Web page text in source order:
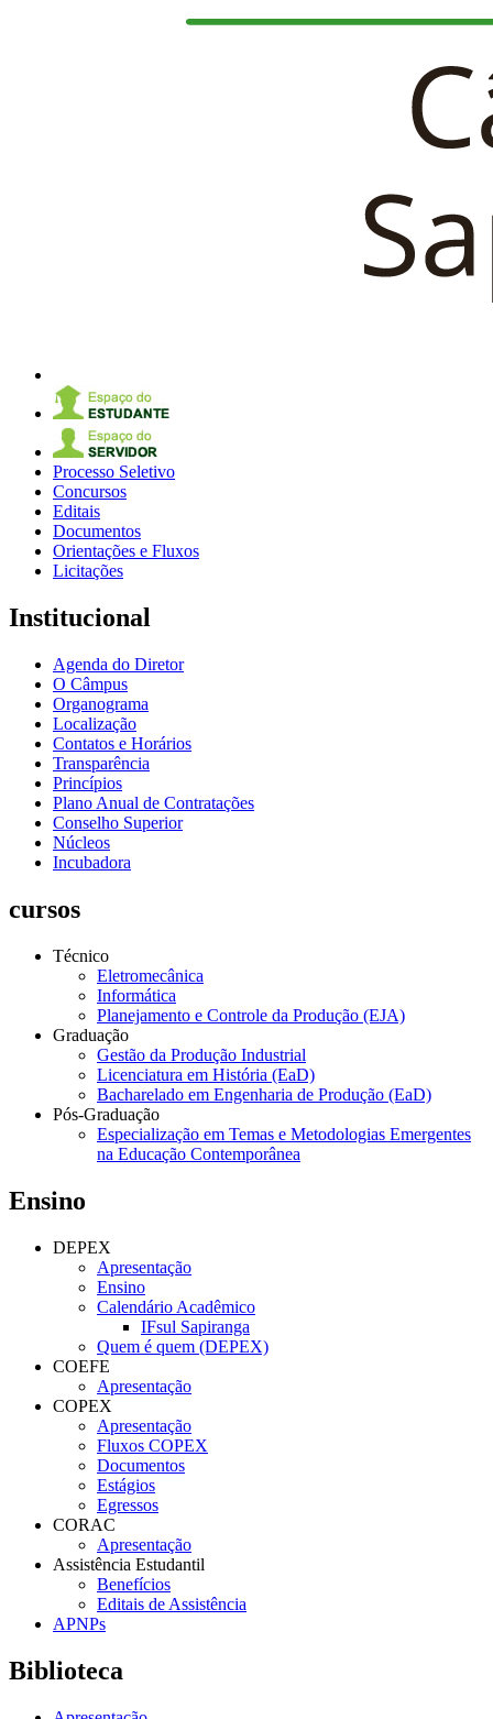
Processo Seletivo
Concursos
Editais
Documentos
Orientações e Fluxos
Licitações
Institucional
Agenda do Diretor
O Câmpus
Organograma
Localização
Contatos e Horários
Transparência
Princípios
Plano Anual de Contratações
Conselho Superior
Núcleos
Incubadora
cursos
Técnico
Eletromecânica
Informática
Planejamento e Controle da Produção (EJA)
Graduação
Gestão da Produção Industrial
Licenciatura em História (EaD)
Bacharelado em Engenharia de Produção (EaD)
Pós-Graduação
Especialização em Temas e Metodologias Emergentes
na Educação Contemporânea
Ensino
DEPEX
Apresentação
Ensino
Calendário Acadêmico
IFsul Sapiranga
Quem é quem (DEPEX)
COEFE
Apresentação
COPEX
Apresentação
Fluxos COPEX
Documentos
Estágios
Egressos
CORAC
Apresentação
Assistência Estudantil
Benefícios
Editais de Assistência
APNPs
Biblioteca